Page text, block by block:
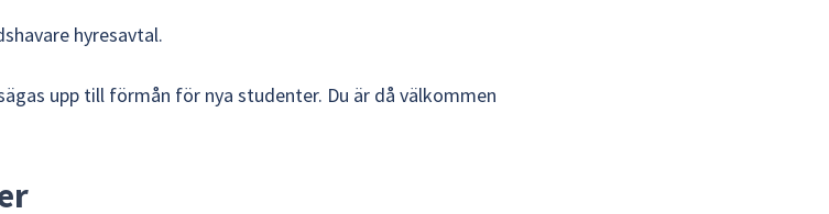
hyresavtal.
upp till förmån för nya studenter. Du är då välkommen